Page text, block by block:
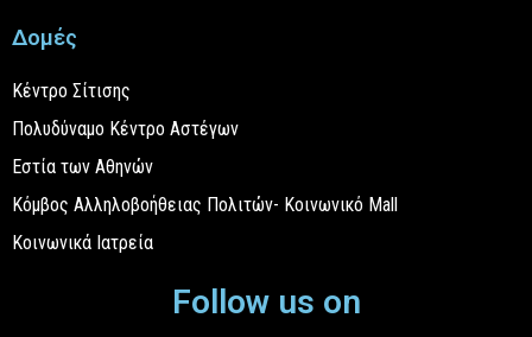
Δομές
Κέντρο Σίτισης
Πολυδύναμο Κέντρο Αστέγων
Εστία των Αθηνών
Κόμβος Αλληλοβοήθειας Πολιτών- Κοινωνικό Mall
Κοινωνικά Ιατρεία
Follow us on